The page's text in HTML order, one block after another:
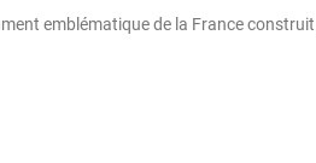
emblématique de la France